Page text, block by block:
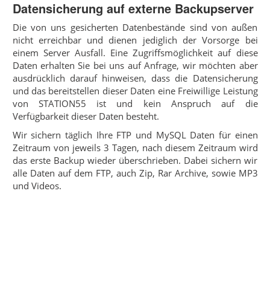
Datensicherung auf externe Backupserver
Die von uns gesicherten Datenbestände sind von außen
nicht erreichbar und dienen jediglich der Vorsorge bei
einem Server Ausfall. Eine Zugriffsmöglichkeit auf diese
Daten erhalten Sie bei uns auf Anfrage, wir möchten aber
ausdrücklich darauf hinweisen, dass die Datensicherung
und das bereitstellen dieser Daten eine Freiwillige Leistung
von STATION55 ist und kein Anspruch auf die
Verfügbarkeit dieser Daten besteht.
Wir sichern täglich Ihre FTP und MySQL Daten für einen
Zeitraum von jeweils 3 Tagen, nach diesem Zeitraum wird
das erste Backup wieder überschrieben. Dabei sichern wir
alle Daten auf dem FTP, auch Zip, Rar Archive, sowie MP3
und Videos.